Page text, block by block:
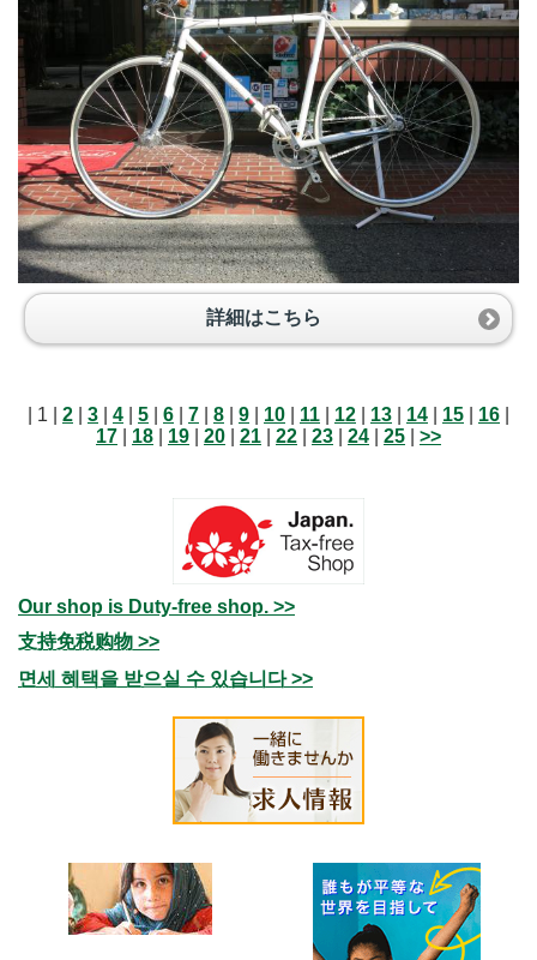
詳細はこちら
| 1 | 2 3 4 5 6 7 8 9 10 11 12 13 14 15 16
17
18 19 20 21 22 23 24 25 >>
Our shop is Duty-free shop. >>
支持免税购物 >>
면세 혜택을 받으실 수 있습니다 >>